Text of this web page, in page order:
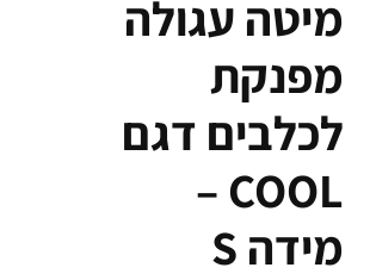
מיטה עגולה
מפנקת
לכלבים דגם
COOL –
מידה S